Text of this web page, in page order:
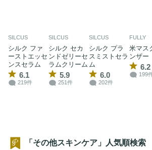
SILCUS
シルク ファ
ーストエッセ
ンスセラム
6.1
219件
SILCUS
シルク セカ
ンドゼリーセ
ラムクリーム
5.9
251件
SILCUS
シルク プラ
スミストセラ
ム
6.0
202件
FULLY
米マス
ンザー
6.2
199
「その他スキンケア」人気順検索